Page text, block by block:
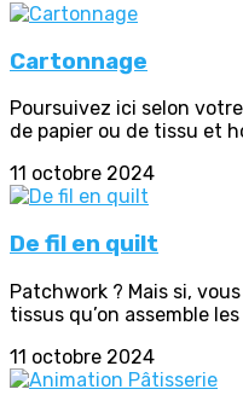
Cartonnage
Poursuivez ici selon
de papier ou de tissu et
11 octobre 2024
De fil en quilt
Patchwork ? Mais si,
tissus qu’on assemble
11 octobre 2024